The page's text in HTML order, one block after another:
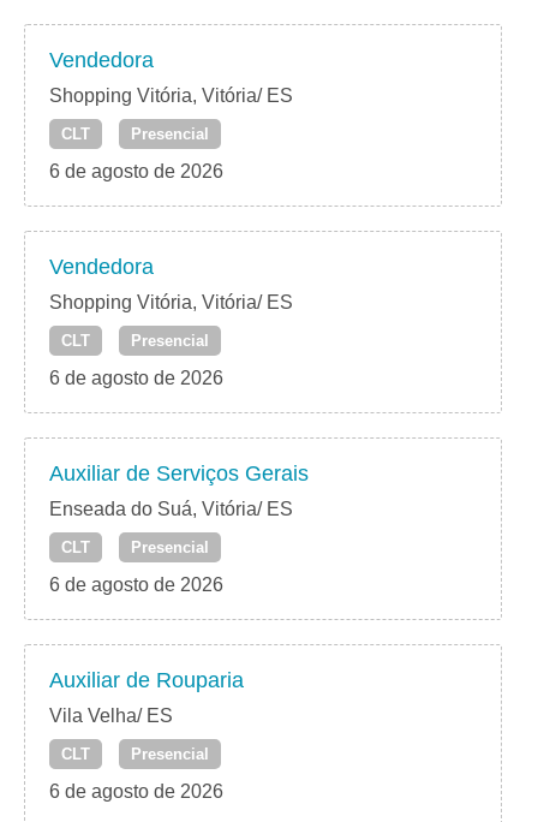
Vendedora
Shopping Vitória, Vitória/ ES
CLT Presencial
6 de agosto de 2026
Vendedora
Shopping Vitória, Vitória/ ES
CLT Presencial
6 de agosto de 2026
Auxiliar de Serviços Gerais
Enseada do Suá, Vitória/ ES
CLT Presencial
6 de agosto de 2026
Auxiliar de Rouparia
Vila Velha/ ES
CLT Presencial
6 de agosto de 2026